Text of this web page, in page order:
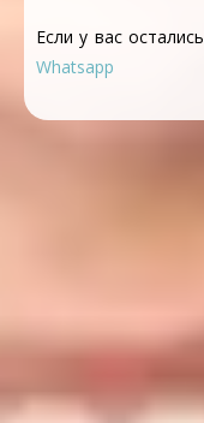
Если у вас
Whatsapp